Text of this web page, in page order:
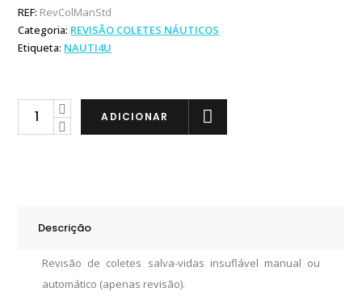
REF: RevColManStd
Categoria: REVISÃO COLETES NÁUTICOS
Etiqueta: NAUTI4U
Revisão
ADICIONAR
Descrição
Revisão de coletes salva-vidas insuflável manual ou
automático (apenas revisão).